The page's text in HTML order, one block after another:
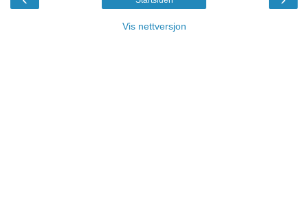
Vis nettversjon